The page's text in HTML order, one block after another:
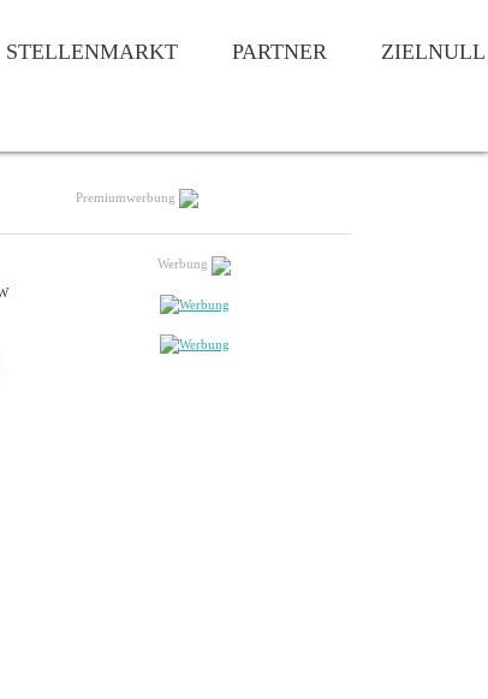
STELLENMARKT PARTNER ZIELNULL
Premiumwerbung
Werbung